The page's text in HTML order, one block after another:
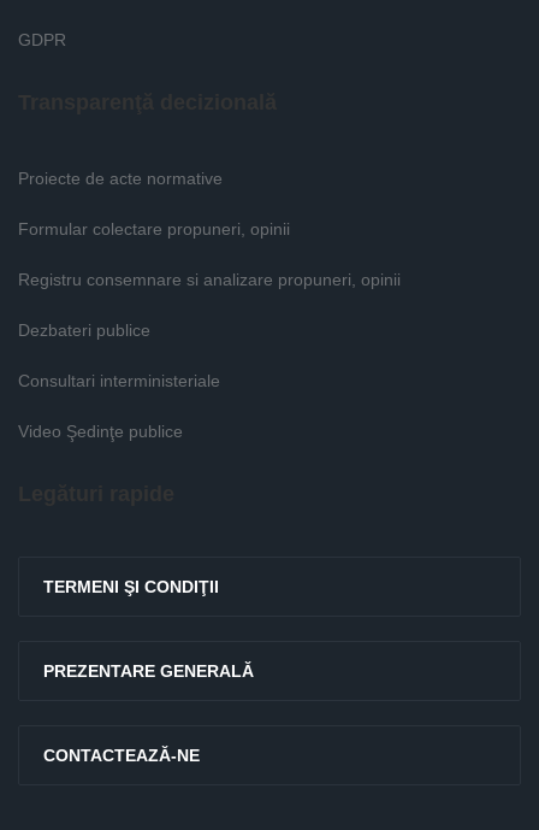
GDPR
Proiecte de acte normative
Formular colectare propuneri, opinii
Registru consemnare si analizare propuneri, opinii
Dezbateri publice
Consultari interministeriale
Video Şedinţe publice
TERMENI ŞI CONDIŢII
PREZENTARE GENERALĂ
CONTACTEAZĂ-NE